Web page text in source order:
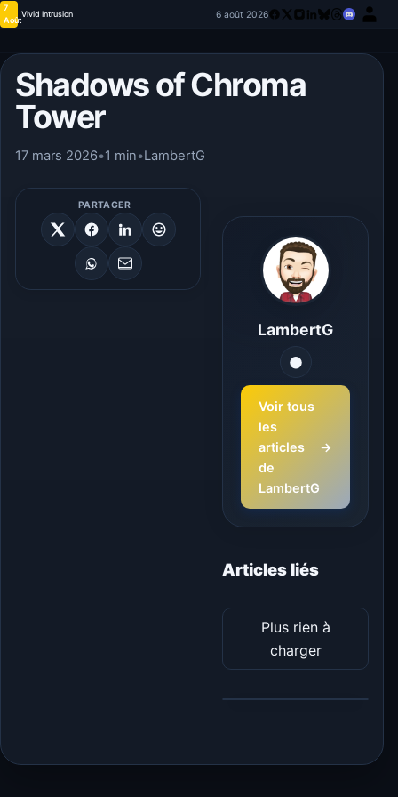
7
Août
Vivid Intrusion 6 août 2026
Shadows of Chroma
Tower
17 mars 2026•1 min•LambertG
PARTAGER
LambertG
Voir tous
les
articles
de
LambertG
→
Articles liés
Plus rien à
charger